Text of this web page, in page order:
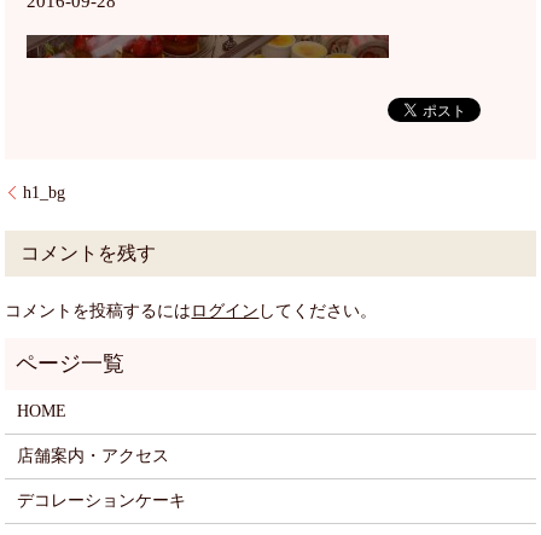
h1_bg
コメントを残す
コメントを投稿するには ログイン してください。
HOME
店舗案内・アクセス
デコレーションケーキ